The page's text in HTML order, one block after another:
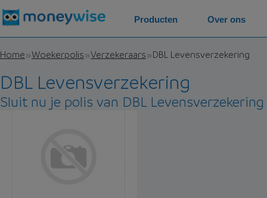
Home Woekerpolis Verzekeraars DBL Levensverzekering
DBL Levensverzekering
Sluit nu je polis van DBL Levensverzekering
Producten Over ons